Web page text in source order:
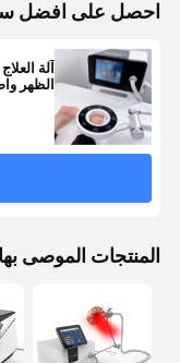
احصل على افضل
آلة
الظهر
المنتجات الموصى بها